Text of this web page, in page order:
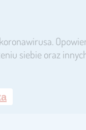
siebie oraz